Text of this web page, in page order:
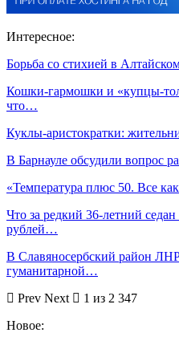
Интересное:
Борьба со стихией в
Кошки-гармошки и «купцы-
что…
Куклы-аристократки:
В Барнауле обсудили вопрос
«Температура плюс 50. Все
Что за редкий 36-летний
рублей…
В Славяносербский район
гуманитарной…
Prev Next
1 из 2 347
Новое: